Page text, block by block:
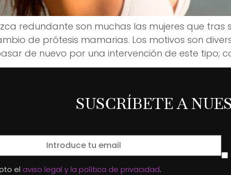
redundante son muchas las mujeres que
de prótesis mamarias. Los motivos son
de nuevo por una intervención de este tipo;
SUSCRÍBETE A
el aviso legal y la política de privacidad.